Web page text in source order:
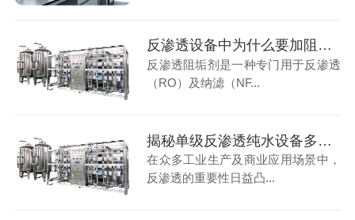
反渗透设备中为什么要加阻垢剂？
反渗透阻垢剂是一种专门用于反渗透
（RO）及纳滤（NF...
揭秘单级反渗透纯水设备多少钱，你想知道的都在这！
在众多工业生产及商业应用场景中，
反渗透的重要性日益凸...